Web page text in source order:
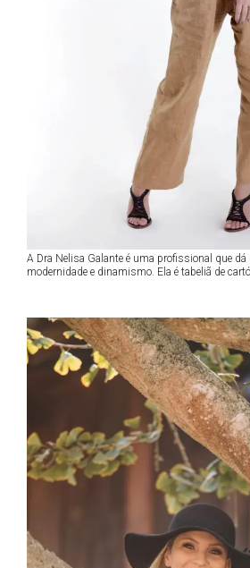
A Dra Nelisa Galante é uma profissional que dá
modernidade e dinamismo. Ela é tabeliã de